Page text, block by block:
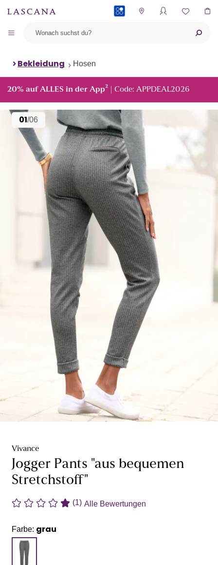
Bekleidung Hosen
20% auf ALLES in der App² | Code: APPDEAL2026
01/06
Vivance
Jogger Pants "aus bequemen
Stretchstoff"
(1) Alle Bewertungen
Farbe: grau